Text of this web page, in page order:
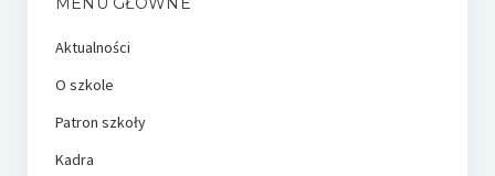
Aktualności
O szkole
Patron szkoły
Kadra